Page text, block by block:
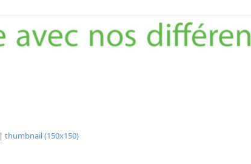
| thumbnail (150x150)